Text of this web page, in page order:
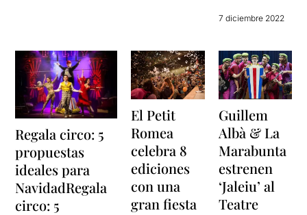
7 diciembre 2022
Regala circo: 5
propuestas
ideales para
NavidadRegala
circo: 5
El Petit
Romea
celebra 8
ediciones
con una
gran fiesta
Guillem
Albà & La
Marabunta
estrenen
‘Jaleiu’ al
Teatre